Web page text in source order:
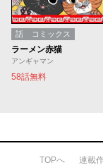
話 コミックス
ラーメン赤猫
アンギャマン
58話無料
TOPへ 連載